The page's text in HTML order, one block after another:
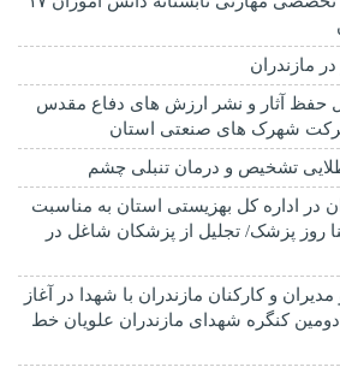
مازندران
حفظ آثار و نشر ارزش های دفاع مقدس
شهرک های صنعتی استان
در اداره کل بهزیستی استان به مناسبت
روز پزشک/ تجلیل از پزشکان شاغل در
و کارکنان مازندران با شهدا در آغاز
کنگره شهدای مازندران علویان خط